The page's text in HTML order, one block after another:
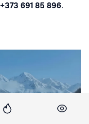
+373 691 85 896.